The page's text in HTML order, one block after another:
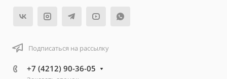
Подписаться на рассылку
+7 (4212) 90-36-05